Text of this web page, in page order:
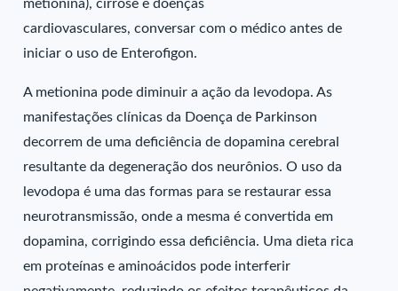
metionina), cirrose e doenças
cardiovasculares, conversar com o médico antes de
iniciar o uso de Enterofigon.
A metionina pode diminuir a ação da levodopa. As
manifestações clínicas da Doença de Parkinson
decorrem de uma deficiência de dopamina cerebral
resultante da degeneração dos neurônios. O uso da
levodopa é uma das formas para se restaurar essa
neurotransmissão, onde a mesma é convertida em
dopamina, corrigindo essa deficiência. Uma dieta rica
em proteínas e aminoácidos pode interferir